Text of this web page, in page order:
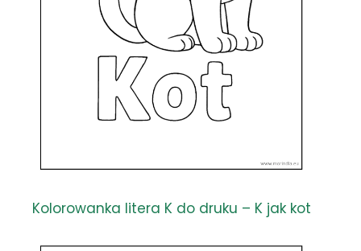
Kolorowanka litera K do druku – K jak kot